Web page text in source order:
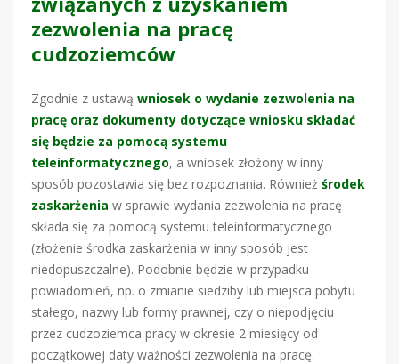
zezwolenia na pracę
cudzoziemców
Zgodnie z ustawą wniosek o wydanie zezwolenia na
pracę oraz dokumenty dotyczące wniosku składać
się będzie za pomocą systemu
teleinformatycznego, a wniosek złożony w inny
sposób pozostawia się bez rozpoznania. Również środek
zaskarżenia w sprawie wydania zezwolenia na pracę
składa się za pomocą systemu teleinformatycznego
(złożenie środka zaskarżenia w inny sposób jest
niedopuszczalne). Podobnie będzie w przypadku
powiadomień, np. o zmianie siedziby lub miejsca pobytu
stałego, nazwy lub formy prawnej, czy o niepodjęciu
przez cudzoziemca pracy w okresie 2 miesięcy od
początkowej daty ważności zezwolenia na pracę.